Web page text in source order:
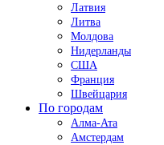
Латвия
Литва
Молдова
Нидерланды
США
Франция
Швейцария
По городам
Алма-Ата
Амстердам